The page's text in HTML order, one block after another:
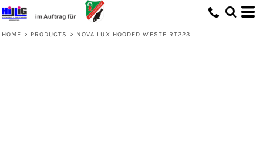
HOME > PRODUCTS > NOVA LUX HOODED WESTE RT223